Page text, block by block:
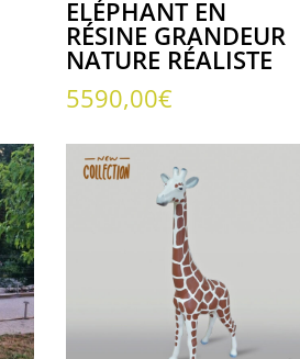
ELÉPHANT EN
RÉSINE GRANDEUR
NATURE RÉALISTE
5590,00€